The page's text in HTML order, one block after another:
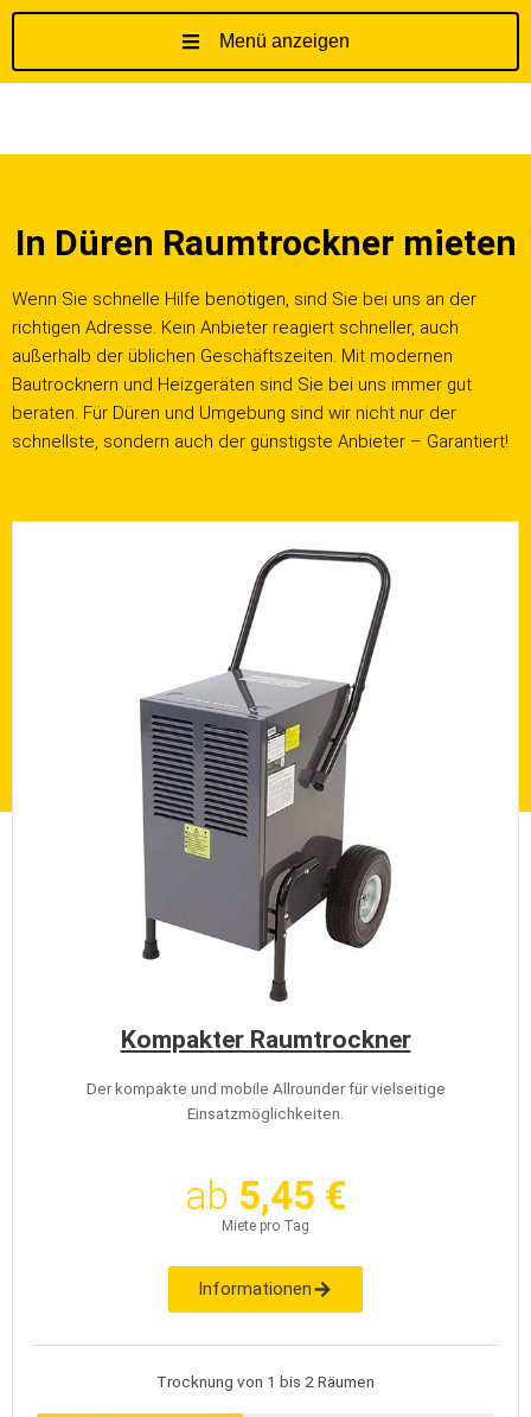
a
t
s
p
r
i
n
n
Menü anzeigen
In Düren Raumtrockner mieten
Wenn Sie schnelle Hilfe benötigen, sind Sie bei uns an der
richtigen Adresse. Kein Anbieter reagiert schneller, auch
außerhalb der üblichen Geschäftszeiten. Mit modernen
Bautrocknern und Heizgeräten sind Sie bei uns immer gut
beraten. Für Düren und Umgebung sind wir nicht nur der
schnellste, sondern auch der günstigste Anbieter – Garantiert!
Kompakter Raumtrockner
Der kompakte und mobile Allrounder für vielseitige
Einsatzmöglichkeiten.
ab 5,45 €
Miete pro Tag
Informationen
Trocknung von 1 bis 2 Räumen